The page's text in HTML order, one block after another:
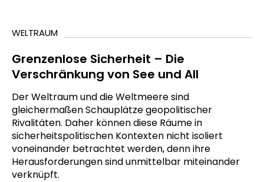
WELTRAUM
Grenzenlose Sicherheit – Die
Verschränkung von See und All
Der Weltraum und die Weltmeere sind
gleichermaßen Schauplätze geopolitischer
Rivalitäten. Daher können diese Räume in
sicherheitspolitischen Kontexten nicht isoliert
voneinander betrachtet werden, denn ihre
Herausforderungen sind unmittelbar miteinander
verknüpft.